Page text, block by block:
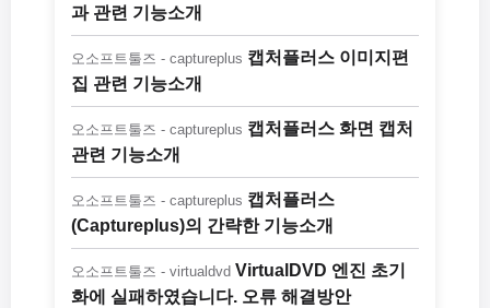
과 관련 기능소개
오소프트툴즈 - captureplus 캡처플러스 이미지편
집 관련 기능소개
오소프트툴즈 - captureplus 캡처플러스 화면 캡처
관련 기능소개
오소프트툴즈 - captureplus 캡처플러스
(Captureplus)의 간략한 기능소개
오소프트툴즈 - virtualdvd VirtualDVD 엔진 초기
화에 실패하였습니다. 오류 해결방안